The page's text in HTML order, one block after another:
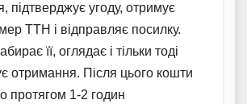
підтверджує угоду, отримує
ТТН і відправляє посилку.
її, оглядає і тільки тоді
отримання. Після цього кошти
протягом 1-2 годин